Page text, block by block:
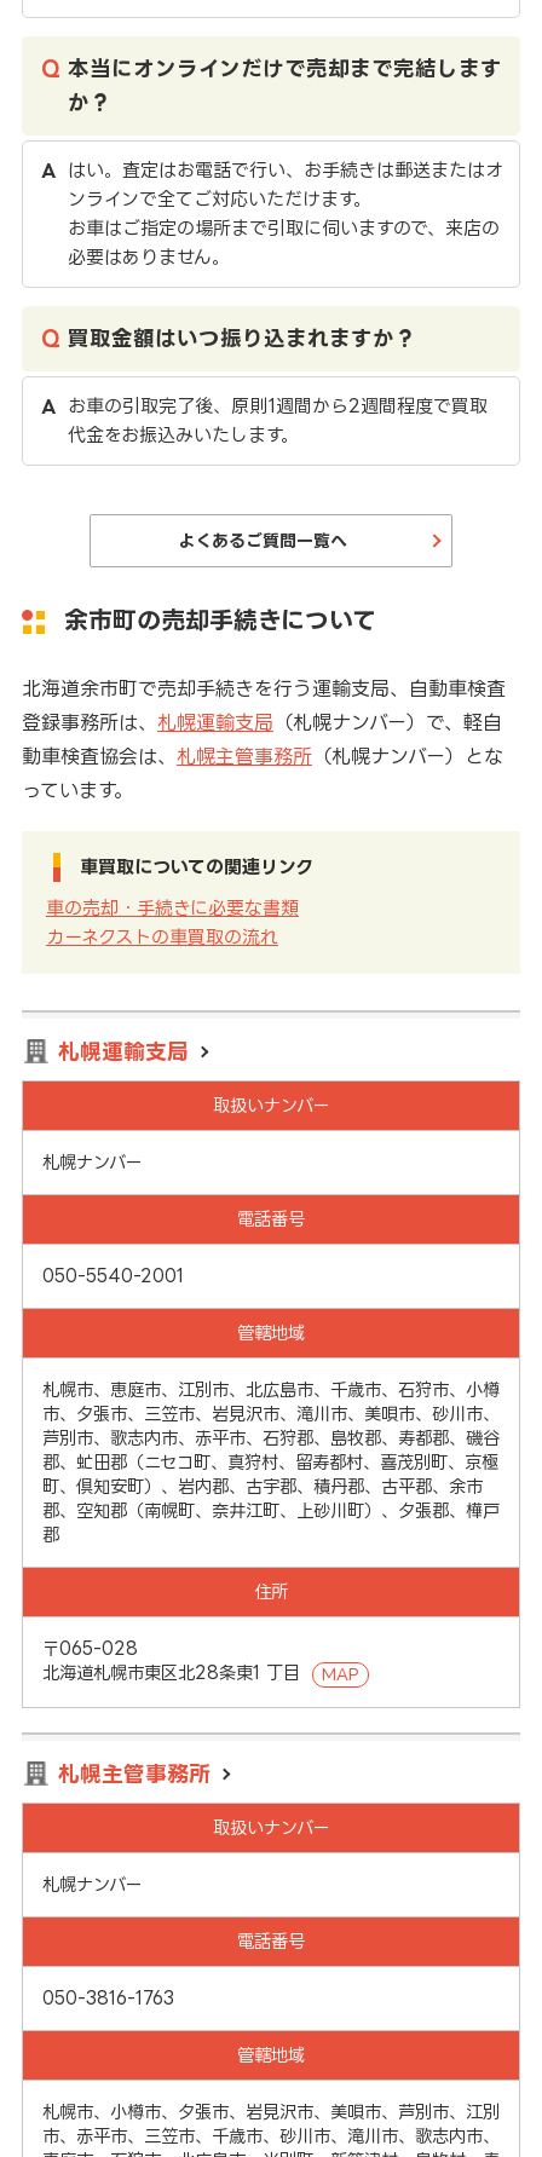
本当にオンラインだけで売却まで完結します
か？
はい。査定はお電話で行い、お手続きは郵送またはオ
ンラインで全てご対応いただけます。
お車はご指定の場所まで引取に伺いますので、来店の
必要はありません。
買取金額はいつ振り込まれますか？
お車の引取完了後、原則1週間から2週間程度で買取
代金をお振込みいたします。
よくあるご質問一覧へ
余市町の売却手続きについて
北海道余市町で売却手続きを行う運輸支局、自動車検査
登録事務所は、 札幌運輸支局 （札幌ナンバー）で、軽自
動車検査協会は、 札幌主管事務所（札幌ナンバー）とな
っています。
車買取についての関連リンク
車の売却・手続きに必要な書類
カーネクストの車買取の流れ
札幌運輸支局
取扱いナンバー
札幌ナンバー
電話番号
050-5540-2001
管轄地域
札幌市、恵庭市、江別市、北広島市、千歳市、石狩市、小樽
市、夕張市、三笠市、岩見沢市、滝川市、美唄市、砂川市、
芦別市、歌志内市、赤平市、石狩郡、島牧郡、寿都郡、磯谷
郡、虻田郡（ニセコ町、真狩村、留寿都村、喜茂別町、京極
町、倶知安町）、岩内郡、古宇郡、積丹郡、古平郡、余市
郡、空知郡（南幌町、奈井江町、上砂川町）、夕張郡、樺戸
郡
住所
〒065-028
北海道札幌市東区北28条東1 丁目
MAP
札幌主管事務所
取扱いナンバー
札幌ナンバー
電話番号
050-3816-1763
管轄地域
札幌市、小樽市、夕張市、岩見沢市、美唄市、芦別市、江別
市、赤平市、三笠市、千歳市、砂川市、滝川市、歌志内市、